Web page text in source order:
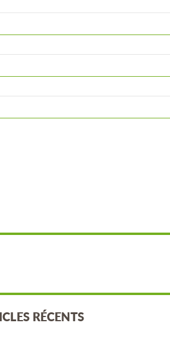
RÉCENTS